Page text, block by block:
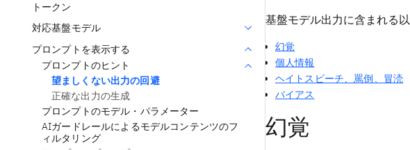
トークン
対応基盤モデル
プロンプトを表示する
プロンプトのヒント
望ましくない出力の回避
正確な出力の生成
プロンプトのモデル・パラメーター
AIガードレールによるモデルコンテンツのフ
ィルタリング
基盤モデル出力に含まれる
幻覚
個人情報
ヘイトスピーチ、罵倒、冒涜
バイアス
幻覚